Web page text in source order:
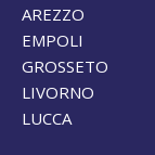
AREZZO
EMPOLI
GROSSETO
LIVORNO
LUCCA